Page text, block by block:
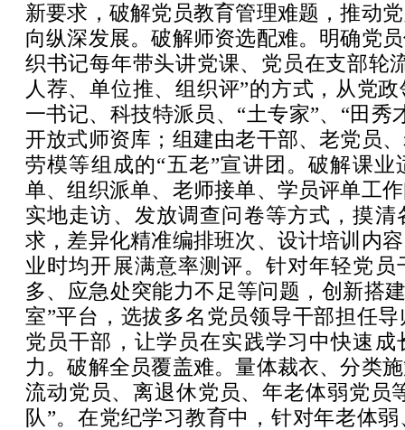
新要求，破解党员教育管理难题，推动
向纵深发展。破解师资选配难。明确党
织书记每年带头讲党课、党员在支部轮
人荐、单位推、组织评”的方式，从党
一书记、科技特派员、“土专家”、“田秀
开放式师资库；组建由老干部、老党员
劳模等组成的“五老”宣讲团。破解课
单、组织派单、老师接单、学员评单工
实地走访、发放调查问卷等方式，摸清
求，差异化精准编排班次、设计培训内
业时均开展满意率测评。针对年轻党员
多、应急处突能力不足等问题，创新搭
室”平台，选拔多名党员领导干部担任
党员干部，让学员在实践学习中快速成
力。破解全员覆盖难。量体裁衣、分类
流动党员、离退休党员、年老体弱党员
队”。在党纪学习教育中，针对年老体